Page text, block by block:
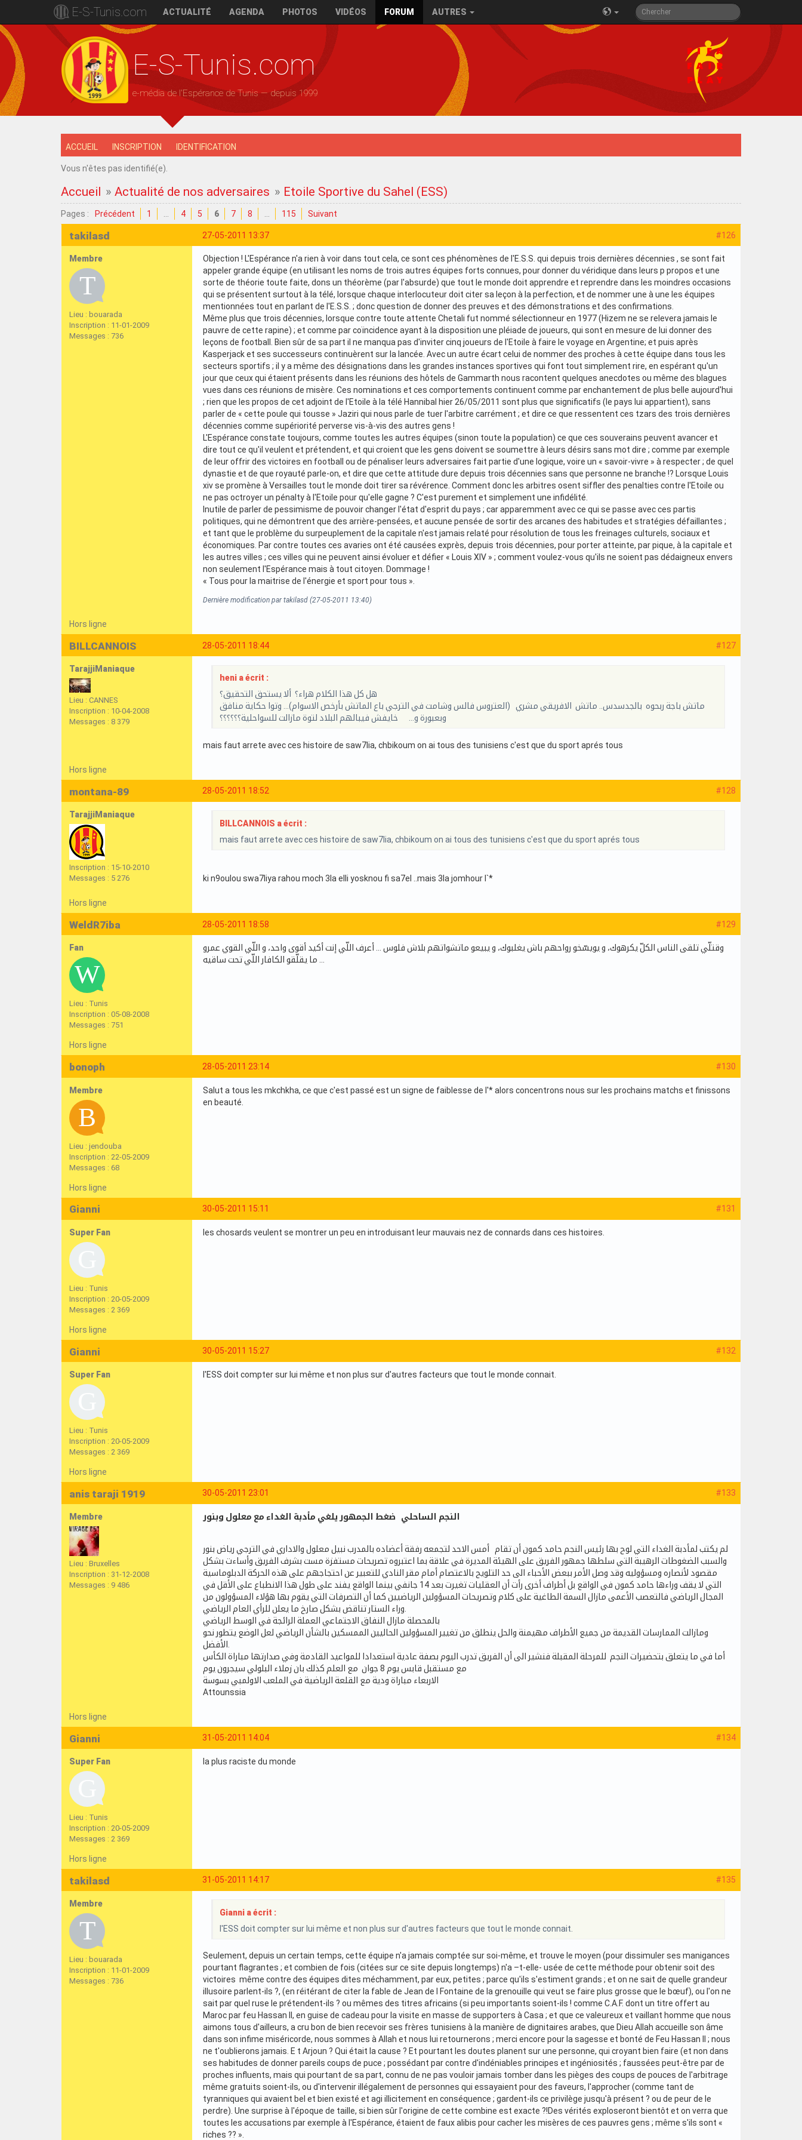
E-S-Tunis.com ACTUALITÉ AGENDA PHOTOS VIDÉOS FORUM AUTRES
E-S-Tunis.com
e-média de l'Espérance de Tunis — depuis 1999
ACCUEIL INSCRIPTION IDENTIFICATION
Vous n'êtes pas identifié(e).
Accueil »Actualité de nos adversaires » Etoile Sportive du Sahel (ESS)
Pages : Précédent 1 4 5 6 7 8 115 Suivant
#126
27-05-2011 13:37
takilasd
Membre
Lieu : bouarada
Inscription : 11-01-2009
Messages : 736
Objection ! L'Espérance n'a rien à voir dans tout cela, ce sont ces phénomènes de l'E.S.S. qui depuis trois dernières décennies , se sont fait
appeler grande équipe (en utilisant les noms de trois autres équipes forts connues, pour donner du véridique dans leurs p propos et une
sorte de théorie toute faite, dons un théorème (par l'absurde) que tout le monde doit apprendre et reprendre dans les moindres occasions
qui se présentent surtout à la télé, lorsque chaque interlocuteur doit citer sa leçon à la perfection, et de nommer une à une les équipes
mentionnées tout en parlant de l'E.S.S. ; donc question de donner des preuves et des démonstrations et des confirmations.
Même plus que trois décennies, lorsque contre toute attente Chetali fut nommé sélectionneur en 1977 (Hizem ne se relevera jamais le
pauvre de cette rapine) ; et comme par coïncidence ayant à la disposition une pléiade de joueurs, qui sont en mesure de lui donner des
leçons de football. Bien sûr de sa part il ne manqua pas d'inviter cinq joueurs de l'Etoile à faire le voyage en Argentine; et puis après
Kasperjack et ses successeurs continuèrent sur la lancée. Avec un autre écart celui de nommer des proches à cette équipe dans tous les
secteurs sportifs ; il y a même des désignations dans les grandes instances sportives qui font tout simplement rire, en espérant qu'un
jour que ceux qui étaient présents dans les réunions des hôtels de Gammarth nous racontent quelques anecdotes ou même des blagues
vues dans ces réunions de misère. Ces nominations et ces comportements continuent comme par enchantement de plus belle aujourd'hui
; rien que les propos de cet adjoint de l'Etoile à la télé Hannibal hier 26/05/2011 sont plus que significatifs (le pays lui appartient), sans
parler de « cette poule qui tousse » Jaziri qui nous parle de tuer l'arbitre carrément ; et dire ce que ressentent ces tzars des trois dernières
décennies comme supériorité perverse vis-à-vis des autres gens !
L'Espérance constate toujours, comme toutes les autres équipes (sinon toute la population) ce que ces souverains peuvent avancer et
dire tout ce qu'il veulent et prétendent, et qui croient que les gens doivent se soumettre à leurs désirs sans mot dire ; comme par exemple
de leur offrir des victoires en football ou de pénaliser leurs adversaires fait partie d'une logique, voire un « savoir-vivre » à respecter ; de quel
dynastie et de que royauté parle-on, et dire que cette attitude dure depuis trois décennies sans que personne ne branche !? Lorsque Louis
xiv se promène à Versailles tout le monde doit tirer sa révérence. Comment donc les arbitres osent siffler des penalties contre l'Etoile ou
ne pas octroyer un pénalty à l'Etoile pour qu'elle gagne ? C'est purement et simplement une infidélité.
Inutile de parler de pessimisme de pouvoir changer l'état d'esprit du pays ; car apparemment avec ce qui se passe avec ces partis
politiques, qui ne démontrent que des arrière-pensées, et aucune pensée de sortir des arcanes des habitudes et stratégies défaillantes ;
et tant que le problème du surpeuplement de la capitale n'est jamais relaté pour résolution de tous les freinages culturels, sociaux et
économiques. Par contre toutes ces avaries ont été causées exprès, depuis trois décennies, pour porter atteinte, par pique, à la capitale et
les autres villes ; ces villes qui ne peuvent ainsi évoluer et défier « Louis XIV » ; comment voulez-vous qu'ils ne soient pas dédaigneux envers
non seulement l'Espérance mais à tout citoyen. Dommage !
« Tous pour la maitrise de l'énergie et sport pour tous ».
Dernière modification par takilasd (27-05-2011 13:40)
Hors ligne
#127
28-05-2011 18:44
BILLCANNOIS
TarajjiManiaque
Lieu : CANNES
Inscription : 10-04-2008
Messages : 8 379
heni a écrit :
هل كل هذا الكلام هراء؟ ألا يستحق التحقيق؟
ماتش باجة ربحوه بالجدسدس.. ماتش الافريقي مشري (العتروس فالس وشامت في الترجي باع الماتش بأرخص الاسوام)... وتوا حكاية منافق
وبعبورة و... خايفش فيبالهم البلاد لتوة مازالت للسواحلية؟؟؟؟؟؟
mais faut arrete avec ces histoire de saw7lia, chbikoum on ai tous des tunisiens c'est que du sport aprés tous
Hors ligne
#128
28-05-2011 18:52
montana-89
TarajjiManiaque
Inscription : 15-10-2010
Messages : 5 276
BILLCANNOIS a écrit :
mais faut arrete avec ces histoire de saw7lia, chbikoum on ai tous des tunisiens c'est que du sport aprés tous
ki n9oulou swa7liya rahou moch 3la elli yosknou fi sa7el ..mais 3la jomhour l`*
Hors ligne
#129
28-05-2011 18:58
WeldR7iba
Fan
Lieu : Tunis
Inscription : 05-08-2008
Messages : 751
وقتلّي تلقى الناس الكلّ يكرهوك، و يويسّخو رواحهم باش يغلبوك، و يبيعو ماتشواتهم بلاش فلوس ... أعرف اللّي إنت أكيد أقوى واحد، و اللّي القوي عمرو
ما يقلّقو الكافار اللّي تحت ساقيه ...
Hors ligne
#130
28-05-2011 23:14
bonoph
Membre
Lieu : jendouba
Inscription : 22-05-2009
Messages : 68
Salut a tous les mkchkha, ce que c'est passé est un signe de faiblesse de l'* alors concentrons nous sur les prochains matchs et finissons
en beauté.
Hors ligne
#131
30-05-2011 15:11
Gianni
Super Fan
Lieu : Tunis
Inscription : 20-05-2009
Messages : 2 369
les chosards veulent se montrer un peu en introduisant leur mauvais nez de connards dans ces histoires.
Hors ligne
#132
30-05-2011 15:27
Gianni
Super Fan
Lieu : Tunis
Inscription : 20-05-2009
Messages : 2 369
l'ESS doit compter sur lui même et non plus sur d'autres facteurs que tout le monde connait.
Hors ligne
#133
30-05-2011 23:01
anis taraji 1919
Membre
Lieu : Bruxelles
Inscription : 31-12-2008
Messages : 9 486
لم يكتب لمأدبة الغداء التي لوح بها رئيس النجم حامد كمون أن تقام أمس الاحد لتجمعه رفقة أعضاده بالمدرب نبيل معلول والاداري في الترجي رياض بنور
والسبب الضغوطات الرهيبة التي سلطها جمهور الفريق على الهيئة المديرة في علاقة بما اعتبروه تصريحات مستفزة مست بشرف الفريق وأساءت بشكل
مقصود لأنصاره ومسؤوليه وقد وصل الأمر ببعض الأحباء الى حد التلويح بالاعتصام أمام مقر النادي للتعبير عن احتجاجهم على هذه الحركة الدبلوماسية
التي لا يقف وراءها حامد كمون في الواقع بل أطراف أخرى رأت أن العقليات تغيرت بعد 14 جانفي بينما الواقع يفند على طول هذا الانطباع على الأقل في
المجال الرياضي فالتعصب الأعمى مازال السمة الطاغية على كلام وتصريحات المسؤولين الرياضيين كما أن التصرفات التي يقوم بها هؤلاء المسؤولون من
بالمحصلة مازال النفاق الاجتماعي العملة الرائجة في الوسط الرياضي
ومازالت الممارسات القديمة من جميع الأطراف مهيمنة والحل ينطلق من تغيير المسؤولين الحاليين الممسكين بالشأن الرياضي لعل الوضع يتطور نحو
أما في ما يتعلق بتحضيرات النجم للمرحلة المقبلة فنشير الى أن الفريق تدرب اليوم بصفة عادية استعدادا للمواعيد القادمة وفي صدارتها مباراة الكأس
مع مستقبل قابس يوم 8 جوان مع العلم كذلك بان زملاء البلولي سيجرون يوم
الاربعاء مباراة ودية مع القلعة الرياضية في الملعب الاولمبي بسوسة
Attounssia
Hors ligne
#134
31-05-2011 14:04
Gianni
Super Fan
Lieu : Tunis
Inscription : 20-05-2009
Messages : 2 369
la plus raciste du monde
Hors ligne
#135
31-05-2011 14:17
takilasd
Membre
Lieu : bouarada
Inscription : 11-01-2009
Messages : 736
Gianni a écrit :
l'ESS doit compter sur lui même et non plus sur d'autres facteurs que tout le monde connait.
Seulement, depuis un certain temps, cette équipe n'a jamais comptée sur soi-même, et trouve le moyen (pour dissimuler ses manigances
pourtant flagrantes ; et combien de fois (citées sur ce site depuis longtemps) n'a –t-elle- usée de cette méthode pour obtenir soit des
victoires même contre des équipes dites méchamment, par eux, petites ; parce qu'ils s'estiment grands ; et on ne sait de quelle grandeur
illusoire parlent-ils ?, (en réitérant de citer la fable de Jean de l Fontaine de la grenouille qui veut se faire plus grosse que le bœuf), ou l'on ne
sait par quel ruse le prétendent-ils ? ou mêmes des titres africains (si peu importants soient-ils ! comme C.A.F. dont un titre offert au
Maroc par feu Hassan II, en guise de cadeau pour la visite en masse de supporters à Casa ; et que ce valeureux et vaillant homme que nous
aimons tous d'ailleurs, a cru bon de bien recevoir ses frères tunisiens à la manière de dignitaires arabes, que Dieu Allah accueille son âme
dans son infime miséricorde, nous sommes à Allah et nous lui retournerons ; merci encore pour la sagesse et bonté de Feu Hassan II ; nous
ne t'oublierons jamais. E t Arjoun ? Qui était la cause ? Et pourtant les doutes planent sur une personne, qui croyant bien faire (et non dans
ses habitudes de donner pareils coups de puce ; possédant par contre d'indéniables principes et ingéniosités ; faussées peut-être par de
proches influents, mais qui pourtant de sa part, connu de ne pas vouloir jamais tomber dans les pièges des coups de pouces de l'arbitrage
même gratuits soient-ils, ou d'intervenir illégalement de personnes qui essayaient pour des faveurs, l'approcher (comme tant de
tyranniques qui avaient bel et bien existé et agi illicitement en conséquence ; gardent-ils ce privilège jusqu'à présent ? ou de peur de le
perdre). Une surprise à l'époque de taille, si bien sûr l'origine de cette combine est exacte ?!Des vérités exploseront bientôt et on verra que
toutes les accusations par exemple à l'Espérance, étaient de faux alibis pour cacher les misères de ces pauvres gens ; même s'ils sont «
riches ?? ».